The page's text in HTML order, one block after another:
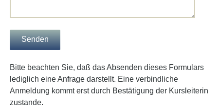
Bitte beachten Sie, daß das Absenden dieses Formulars
lediglich eine Anfrage darstellt. Eine verbindliche
Anmeldung kommt erst durch Bestätigung der Kursleiterin
zustande.